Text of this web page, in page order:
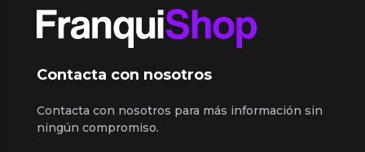
Contacta con nosotros
Contacta con nosotros para más información sin
ningún compromiso.